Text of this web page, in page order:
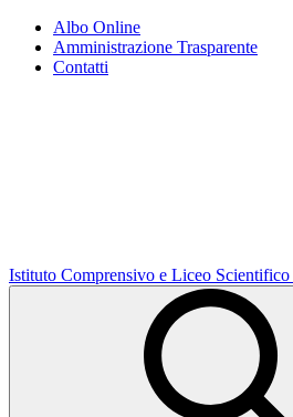
Albo Online
Amministrazione Trasparente
Contatti
Istituto Comprensivo e Liceo Scientifico